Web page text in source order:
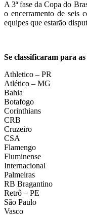
A 3ª fase da Copa do
o encerramento de seis
equipes que estarão
Se classificaram para
Athletico – PR
Atlético – MG
Bahia
Botafogo
Corinthians
CRB
Cruzeiro
CSA
Flamengo
Fluminense
Internacional
Palmeiras
RB Bragantino
Retrô – PE
São Paulo
Vasco